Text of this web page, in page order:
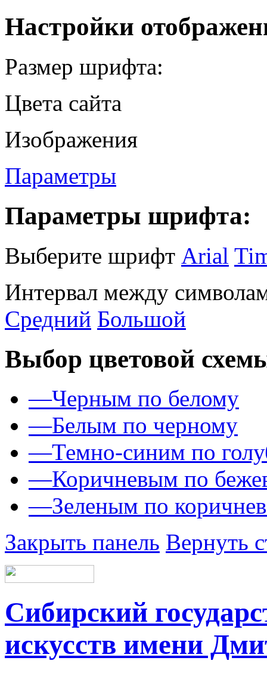
Настройки
Размер шрифта:
Цвета сайта
Изображения
Параметры
Параметры шрифта:
Выберите шрифт Arial
Интервал между
Средний Большой
Выбор цветовой
—Черным по белому
—Белым по черному
—Темно-синим по
—Коричневым по
—Зеленым по
Закрыть панель Вернуть
Сибирский
искусств имени